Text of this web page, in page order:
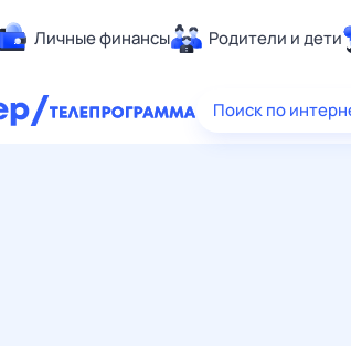
Личные финансы Родители и дети
Здоровье
Поиск по